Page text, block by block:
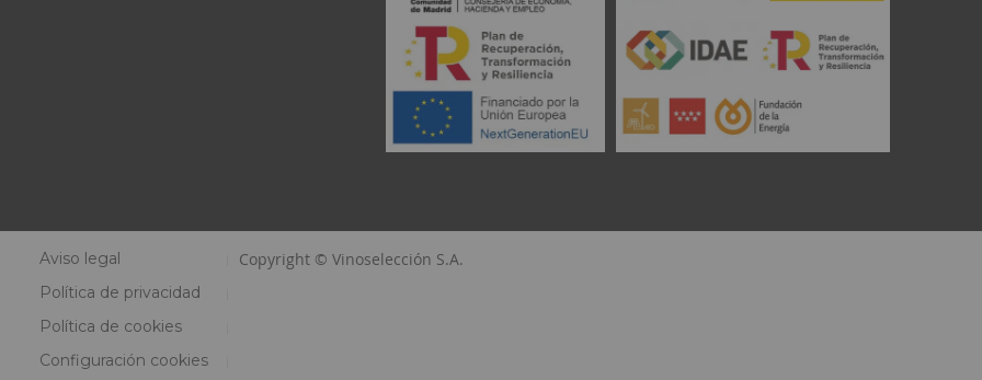
Aviso legal
Política de privacidad
Política de cookies
Configuración cookies
Copyright © Vinoselección S.A.